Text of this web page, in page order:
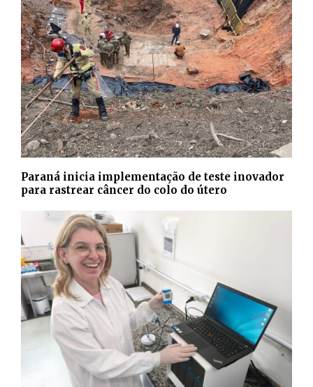
Paraná inicia implementação de teste inovador
para rastrear câncer do colo do útero